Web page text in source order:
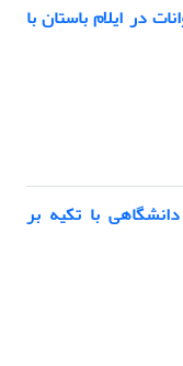
در ایلام باستان با
با تکیه ‌بر